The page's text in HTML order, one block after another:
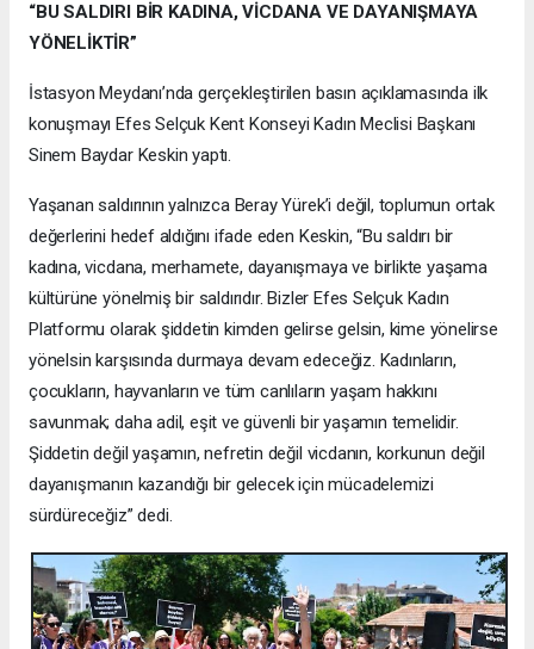
“BU SALDIRI BİR KADINA, VİCDANA VE DAYANIŞMAYA
YÖNELİKTİR”
İstasyon Meydanı’nda gerçekleştirilen basın açıklamasında ilk
konuşmayı Efes Selçuk Kent Konseyi Kadın Meclisi Başkanı
Sinem Baydar Keskin yaptı.
Yaşanan saldırının yalnızca Beray Yürek’i değil, toplumun ortak
değerlerini hedef aldığını ifade eden Keskin, “Bu saldırı bir
kadına, vicdana, merhamete, dayanışmaya ve birlikte yaşama
kültürüne yönelmiş bir saldırıdır. Bizler Efes Selçuk Kadın
Platformu olarak şiddetin kimden gelirse gelsin, kime yönelirse
yönelsin karşısında durmaya devam edeceğiz. Kadınların,
çocukların, hayvanların ve tüm canlıların yaşam hakkını
savunmak; daha adil, eşit ve güvenli bir yaşamın temelidir.
Şiddetin değil yaşamın, nefretin değil vicdanın, korkunun değil
dayanışmanın kazandığı bir gelecek için mücadelemizi
sürdüreceğiz” dedi.